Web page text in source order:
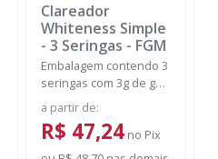
Clareador
Whiteness Simple
- 3 Seringas - FGM
Embalagem contendo 3
seringas com 3g de gel
cada uma.
a partir de:
R$ 47,24 no Pix